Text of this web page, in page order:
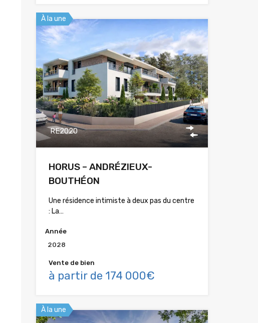
À la une
RE2020
HORUS – ANDRÉZIEUX-
BOUTHÉON
Une résidence intimiste à deux pas du centre
: La…
Année
2028
Vente de bien
à partir de 174 000€
À la une